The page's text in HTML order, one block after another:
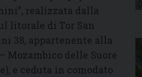
realizzata dalla
litorale di Tor San
38, appartenente alla
delle Suore
e ceduta in comodato